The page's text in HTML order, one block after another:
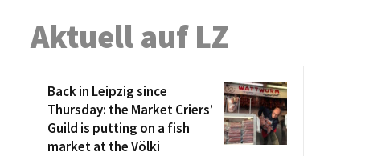
Aktuell auf LZ
Back in Leipzig since
Thursday: the Market Criers’
Guild is putting on a fish
market at the Völki